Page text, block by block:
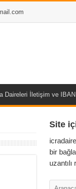
Daireleri İletişim ve IBAN
Site
bir